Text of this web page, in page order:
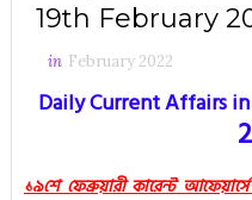
19th February
in February 2022
Daily Current Affairs
১৯শে ফেব্রুয়ারী কারেন্ট